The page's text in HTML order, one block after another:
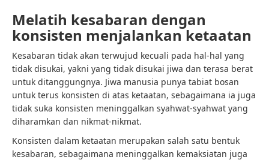
Melatih kesabaran dengan
konsisten menjalankan ketaatan
Kesabaran tidak akan terwujud kecuali pada hal-hal yang
tidak disukai, yakni yang tidak disukai jiwa dan terasa berat
untuk ditanggungnya. Jiwa manusia punya tabiat bosan
untuk terus konsisten di atas ketaatan, sebagaimana ia juga
tidak suka konsisten meninggalkan syahwat-syahwat yang
diharamkan dan nikmat-nikmat.
Konsisten dalam ketaatan merupakan salah satu bentuk
kesabaran, sebagaimana meninggalkan kemaksiatan juga